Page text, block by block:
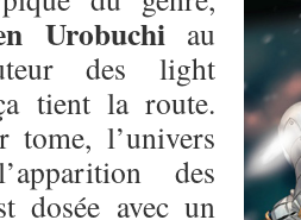
Urobuchiau
des light
tient la route.
tome, l’univers
des
dosée avec un